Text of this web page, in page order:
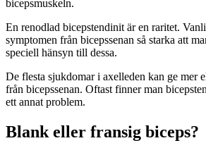
bicepsmuskeln.
En renodlad bicepstendinit är en raritet.
symptomen från bicepssenan så starka att
speciell hänsyn till dessa.
De flesta sjukdomar i axelleden kan ge mer
från bicepssenan. Oftast finner man
ett annat problem.
Blank eller fransig biceps?